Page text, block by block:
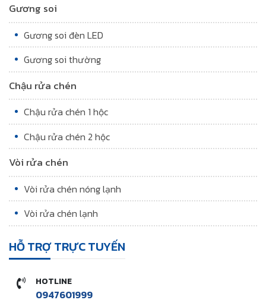
Gương soi
Gương soi đèn LED
Gương soi thường
Chậu rửa chén
Chậu rửa chén 1 hộc
Chậu rửa chén 2 hộc
Vòi rửa chén
Vòi rửa chén nóng lạnh
Vòi rửa chén lạnh
HỖ TRỢ TRỰC TUYẾN
HOTLINE
0947601999